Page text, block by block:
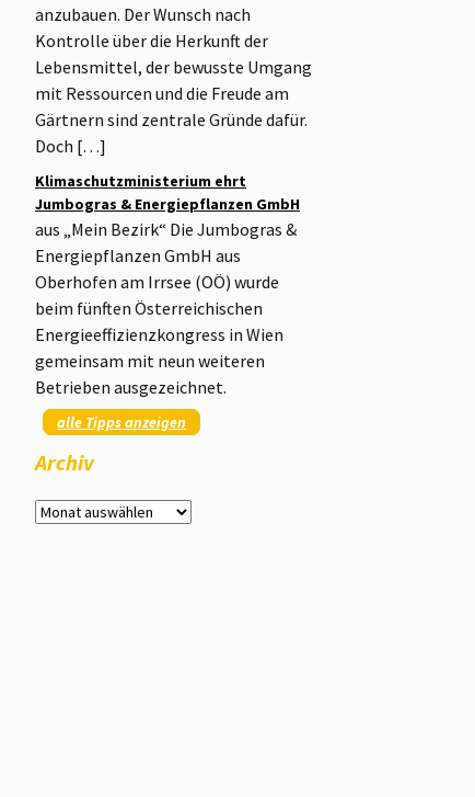
anzubauen. Der Wunsch nach
Kontrolle über die Herkunft der
Lebensmittel, der bewusste Umgang
mit Ressourcen und die Freude am
Gärtnern sind zentrale Gründe dafür.
Doch […]
Klimaschutzministerium ehrt
Jumbogras & Energiepflanzen GmbH
aus „Mein Bezirk“ Die Jumbogras &
Energiepflanzen GmbH aus
Oberhofen am Irrsee (OÖ) wurde
beim fünften Österreichischen
Energieeffizienzkongress in Wien
gemeinsam mit neun weiteren
Betrieben ausgezeichnet.
alle Tipps anzeigen
Archiv
Archiv